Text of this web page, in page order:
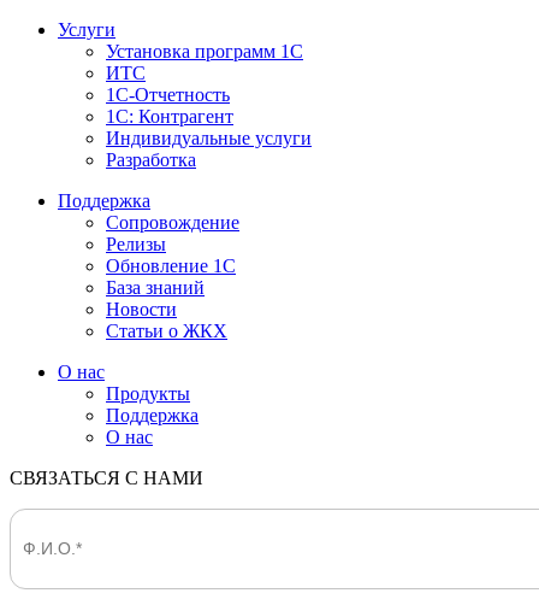
Услуги
Установка программ 1С
ИТС
1С-Отчетность
1С: Контрагент
Индивидуальные услуги
Разработка
Поддержка
Сопровождение
Релизы
Обновление 1С
База знаний
Новости
Статьи о ЖКХ
О нас
Продукты
Поддержка
О нас
СВЯЗАТЬСЯ С НАМИ